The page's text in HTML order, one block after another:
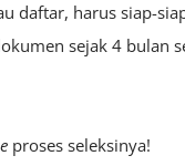
daftar, harus siap-
sejak 4 bulan
proses seleksinya!